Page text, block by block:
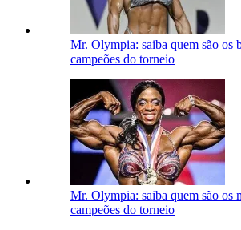
Mr. Olympia: saiba quem são os
campeões do torneio
Mr. Olympia: saiba quem são os
campeões do torneio